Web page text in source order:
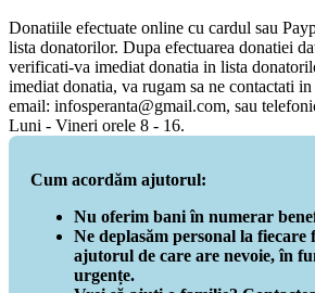
Donatiile efectuate online cu cardul sau
lista donatorilor. Dupa efectuarea donatiei
verificati-va imediat donatia in lista
imediat donatia, va rugam sa ne contactati
email: infosperanta@gmail.com, sau
Luni - Vineri orele 8 - 16.
Cum acordăm ajutorul:
Nu oferim bani în numerar
Ne deplasăm personal la fiecare
ajutorul de care are nevoie, în
urgențe.